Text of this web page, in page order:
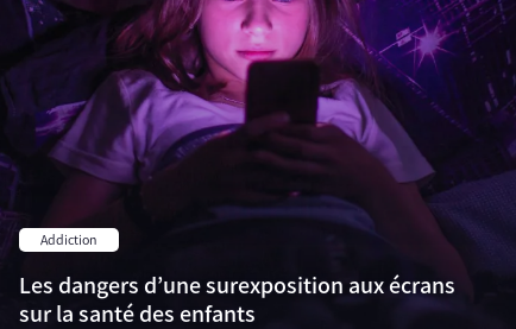
Addiction
Les dangers d’une surexposition aux écrans
sur la santé des enfants